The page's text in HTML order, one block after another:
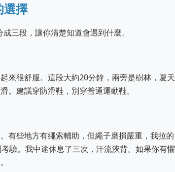
選擇
三段，讓你清楚知道會遇到什麼。
來很舒服。這段大約20分鐘，兩旁是樹林，夏天
。建議穿防滑鞋，別穿普通運動鞋。
有些地方有繩索輔助，但繩子磨損嚴重，我拉的
驗。我中途休息了三次，汗流浹背。如果你有懼